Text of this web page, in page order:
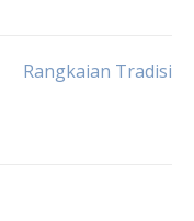
Rangkaian Tradisi